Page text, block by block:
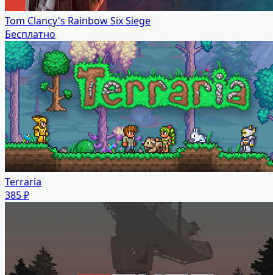
Tom Clancy's Rainbow Six Siege
Бесплатно
Terraria
385 ₽